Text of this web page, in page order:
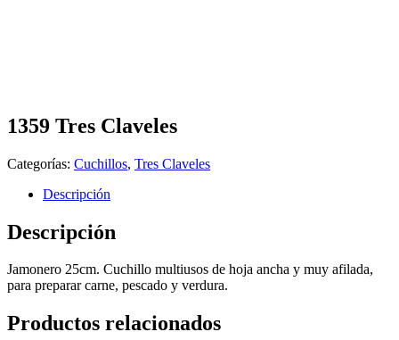
1359 Tres Claveles
Categorías: Cuchillos, Tres Claveles
Descripción
Descripción
Jamonero 25cm. Cuchillo multiusos de hoja ancha y muy afilada,
para preparar carne, pescado y verdura.
Productos relacionados